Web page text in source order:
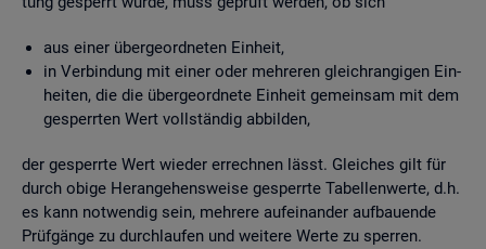
aus einer über­ge­ord­ne­ten Ein­heit,
in Ver­bin­dung mit einer oder meh­re­ren gleich­ran­gi­gen Ein­
hei­ten, die die über­ge­ord­ne­te Ein­heit ge­mein­sam mit dem
ge­sperr­ten Wert voll­stän­dig ab­bil­den,
der ge­sperr­te Wert wie­der er­rech­nen lässt. Glei­ches gilt für
durch obige Her­an­ge­hens­wei­se ge­sperr­te Ta­bel­len­wer­te, d.h.
es kann not­wen­dig sein, meh­re­re auf­ein­an­der auf­bau­en­de
Prüf­gän­ge zu durch­lau­fen und wei­te­re Werte zu sper­ren.